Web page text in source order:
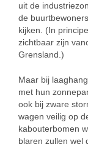
uit de
de
kijken. (In
zichtbaar zijn
Grensland.)
Maar bij
met hun
ook bij zware
wagen veilig op
kabouterbomen
blaren zullen wel